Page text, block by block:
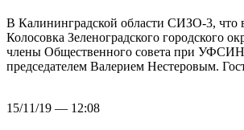
В Калининградской области СИЗО-3, что
Колосовка Зеленоградского городского
члены Общественного совета при УФСИН
председателем Валерием Нестеровым.
15/11/19 — 12:08